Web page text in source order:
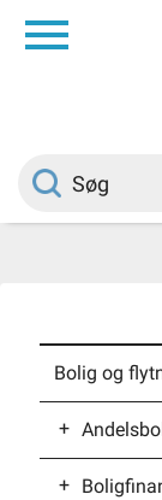
Borger
Om
Vedtægter
Bolig og